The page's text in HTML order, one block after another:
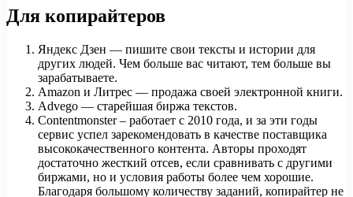
Для копирайтеров
Яндекс Дзен — пишите свои тексты и истории для
других людей. Чем больше вас читают, тем больше вы
зарабатываете.
Amazon и Литрес — продажа своей электронной книги.
Advego — старейшая биржа текстов.
Contentmonster – работает с 2010 года, и за эти годы
сервис успел зарекомендовать в качестве поставщика
высококачественного контента. Авторы проходят
достаточно жесткий отсев, если сравнивать с другими
биржами, но и условия работы более чем хорошие.
Благодаря большому количеству заданий, копирайтер не